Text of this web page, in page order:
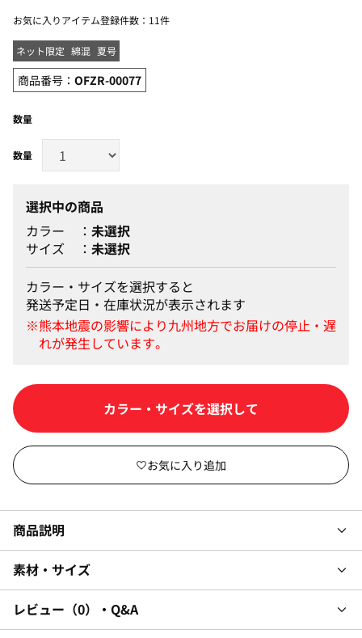
お気に入りアイテム登録件数： 11件
ネット限定 綿混 夏号
商品番号： OFZR-00077
数量
選択中の商品
カラー
未選択
サイズ
未選択
カラー・サイズを選択すると
発送予定日・在庫状況が表示されます
カートに入れる
商品説明
素材・サイズ
レビュー 0 ・Q&A